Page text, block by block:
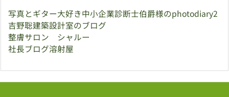
写真とギター大好き中小企業診断士伯爵様のphotodiary2
吉野聡建築設計室のブログ
整膚サロン シャルー
社長ブログ溶射屋